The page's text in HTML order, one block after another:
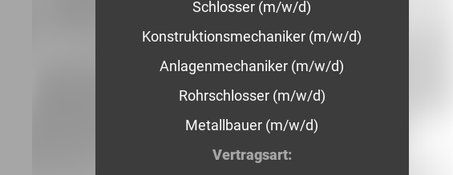
Schlosser (m/w/d)
Konstruktionsmechaniker (m/w/d)
Anlagenmechaniker (m/w/d)
Rohrschlosser (m/w/d)
Metallbauer (m/w/d)
Vertragsart: